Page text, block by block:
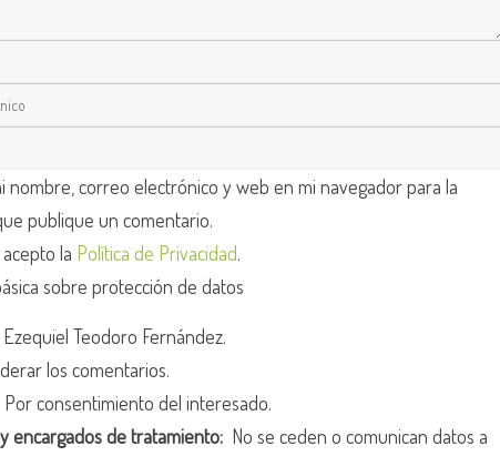
nombre, correo electrónico y web en mi navegador para la
publique un comentario.
la Política de Privacidad.
sobre protección de datos
Ezequiel Teodoro Fernández.
los comentarios.
Por consentimiento del interesado.
encargados de tratamiento: No se ceden o comunican datos a